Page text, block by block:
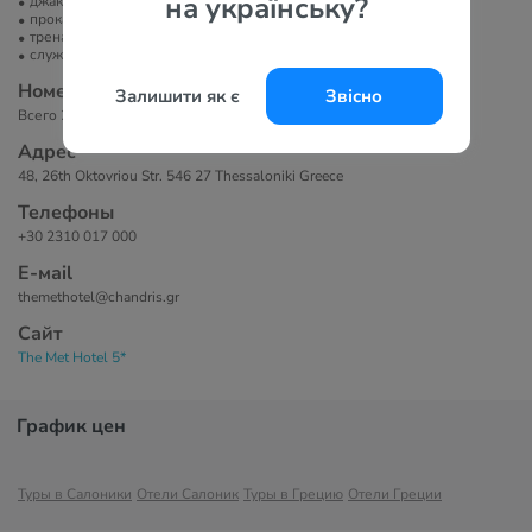
на українську?
Залишити як є Звісно
прокат велосипедов
тренажерный зал
служба организации торжеств
Номера
Всего 212 номеров.
Адрес
48, 26th Oktovriou Str. 546 27 Thessaloniki Greece
Телефоны
+30 2310 017 000
Е-маil
themethotel@chandris.gr
Сайт
The Met Hotel 5*
График цен
Туры в Салоники Отели Салоник Туры в Грецию Отели Греции